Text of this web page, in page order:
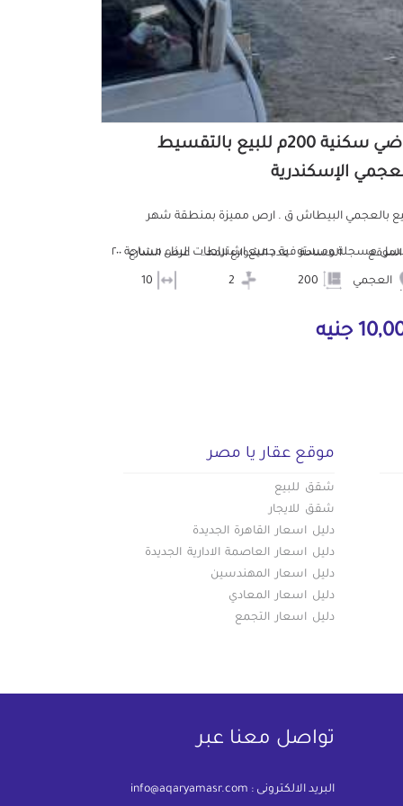
أراضي سكنية 200م للبيع بالتقسيط
الإسكندرية
بالعجمي البيطاش ق . ارص مميزة بمنطقة شهر
العسل مسجلة ومستوفية جميع اشتراطات البناء مساحة ٢٠٠ الموقع
العجمي
المساحة عدد الشوارع المحيطه عرض الشارع
جنيه
موقع عقار يا مصر
شقق للبيع
شقق للايجار
دليل اسعار القاهرة الجديدة
دليل اسعار العاصمة الادارية الجديدة
دليل اسعار المهندسين
دليل اسعار المعادي
دليل اسعار التجمع
تواصل معنا عبر
البريد الالكترونى : info@aqaryamasr.com